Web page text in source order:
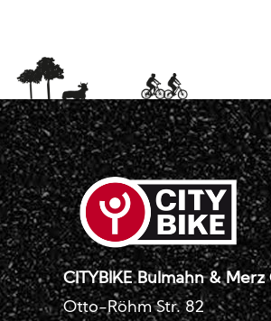
CITYBIKE Bulmahn & Merz
Otto-Röhm Str. 82